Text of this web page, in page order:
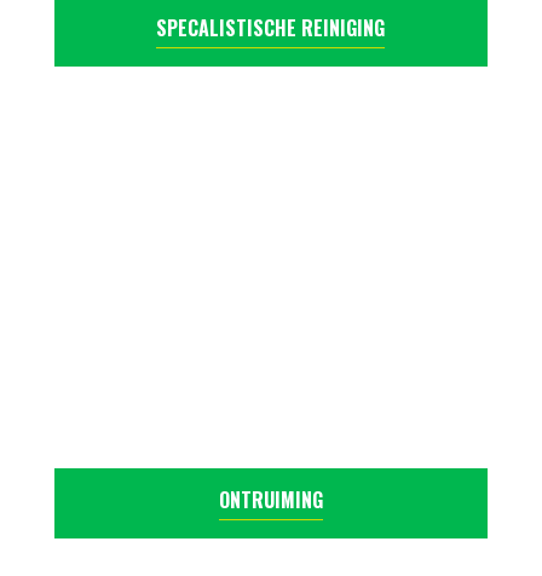
SPECALISTISCHE REINIGING
ONTRUIMING